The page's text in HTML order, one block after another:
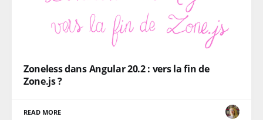
Zoneless dans Angular 20.2 : vers la fin de
Zone.js ?
READ MORE